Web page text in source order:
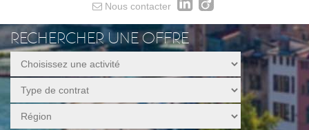
Nous contacter
RECHERCHER UNE OFFRE